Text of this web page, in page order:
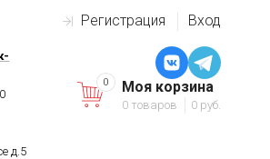
Регистрация Вход
д.5
Моя корзина
0 товаров 0 руб.
0